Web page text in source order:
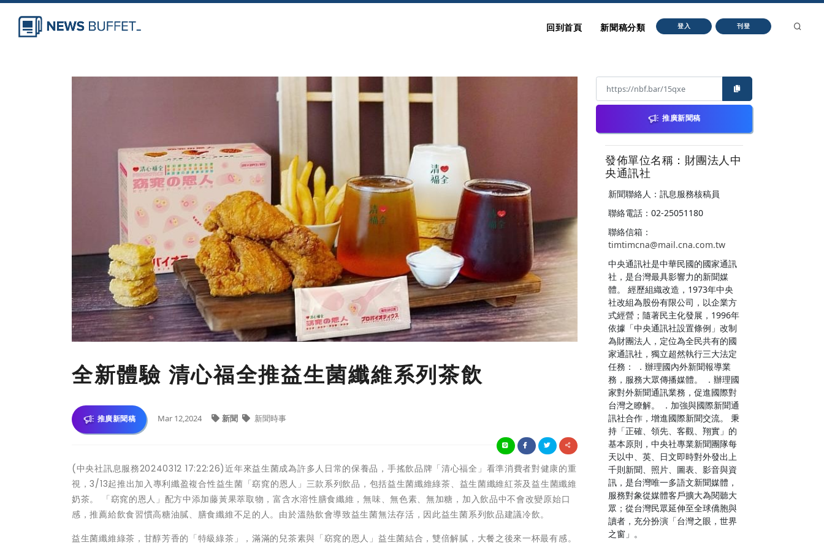
回到首頁 新聞稿分類 登入 刊登
全新體驗 清心福全推益生菌纖維系列茶飲
推廣新聞稿 Mar 12,2024 新聞 新聞時事
(中央社訊息服務20240312 17:22:26)近年來益生菌成為許多人日常的保養品，手搖飲品牌「清心福全」看準消費者對健康的重
視，3/13起推出加入專利纖盈複合性益生菌「窈窕的恩人」三款系列飲品，包括益生菌纖維綠茶、益生菌纖維紅茶及益生菌纖維
奶茶。 「窈窕的恩人」配方中添加藤黃果萃取物，富含水溶性膳食纖維，無味、無色素、無加糖，加入飲品中不會改變原始口
感，推薦給飲食習慣高糖油膩、膳食纖維不足的人。由於溫熱飲會導致益生菌無法存活，因此益生菌系列飲品建議冷飲。
益生菌纖維綠茶，甘醇芳香的「特級綠茶」，滿滿的兒茶素與「窈窕的恩人」益生菌結合，雙倍解膩，大餐之後來一杯最有感。
推廣新聞稿
發佈單位名稱：財團法人中
央通訊社
新聞聯絡人：訊息服務核稿員
聯絡電話：02-25051180
聯絡信箱：
timtimcna@mail.cna.com.tw
中央通訊社是中華民國的國家通訊
社，是台灣最具影響力的新聞媒
體。 經歷組織改造，1973年中央
社改組為股份有限公司，以企業方
式經營；隨著民主化發展，1996年
依據「中央通訊社設置條例」改制
為財團法人，定位為全民共有的國
家通訊社，獨立超然執行三大法定
任務： ．辦理國內外新聞報導業
務，服務大眾傳播媒體。 ．辦理國
家對外新聞通訊業務，促進國際對
台灣之瞭解。 ．加強與國際新聞通
訊社合作，增進國際新聞交流。 秉
持「正確、領先、客觀、翔實」的
基本原則，中央社專業新聞團隊每
天以中、英、日文即時對外發出上
千則新聞、照片、圖表、影音與資
訊，是台灣唯一多語文新聞媒體，
服務對象從媒體客戶擴大為閱聽大
眾；從台灣民眾延伸至全球僑胞與
讀者，充分扮演「台灣之眼，世界
之窗」。